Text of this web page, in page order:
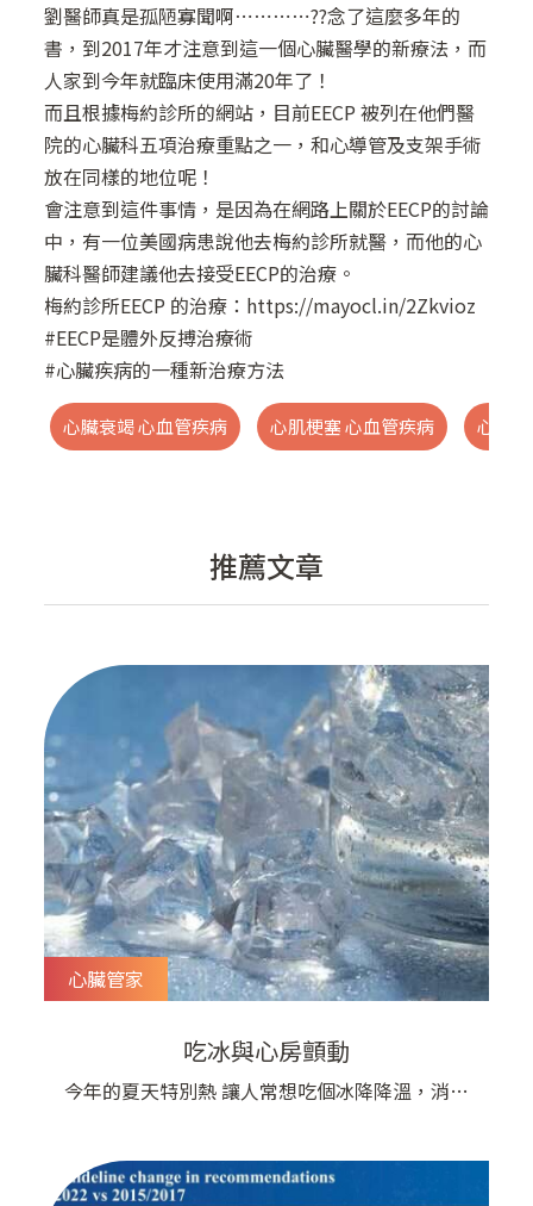
劉醫師真是孤陋寡聞啊⋯⋯⋯⋯??念了這麼多年的
書，到2017年才注意到這一個心臟醫學的新療法，而
人家到今年就臨床使用滿20年了！
而且根據梅約診所的網站，目前EECP 被列在他們醫
院的心臟科五項治療重點之一，和心導管及支架手術
放在同樣的地位呢！
會注意到這件事情，是因為在網路上關於EECP的討論
中，有一位美國病患說他去梅約診所就醫，而他的心
臟科醫師建議他去接受EECP的治療。
梅約診所EECP 的治療： https://mayocl.in/2Zkvioz
#EECP是體外反搏治療術
#心臟疾病的一種新治療方法
心臟衰竭 心血管疾病 心肌梗塞 心血管疾病 心臟
推薦文章
心臟管家
吃冰與心房顫動
今年的夏天特別熱 讓人常想吃個冰降降溫，消一
少國外的研究報告顯示，吃冰太多，可能會引發心
律不整 臨床上也發現今年夏天的心律不整患者有